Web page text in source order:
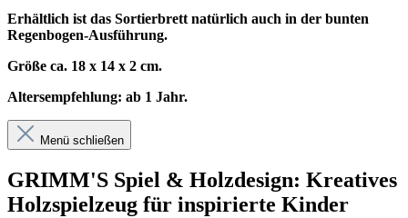
Erhältlich ist das Sortierbrett natürlich auch in der bunten
Regenbogen-Ausführung.
Größe ca. 18 x 14 x 2 cm.
Altersempfehlung: ab 1 Jahr.
Menü schließen
GRIMM'S Spiel & Holzdesign: Kreatives
Holzspielzeug für inspirierte Kinder